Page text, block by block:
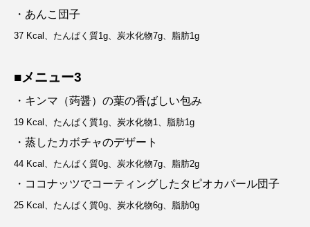
・あんこ団子
37 Kcal、たんぱく質1g、炭水化物7g、脂肪1g
■メニュー3
・キンマ（蒟醤）の葉の香ばしい包み
19 Kcal、たんぱく質1g、炭水化物1、脂肪1g
・蒸したカボチャのデザート
44 Kcal、たんぱく質0g、炭水化物7g、脂肪2g
・ココナッツでコーティングしたタピオカパール団子
25 Kcal、たんぱく質0g、炭水化物6g、脂肪0g